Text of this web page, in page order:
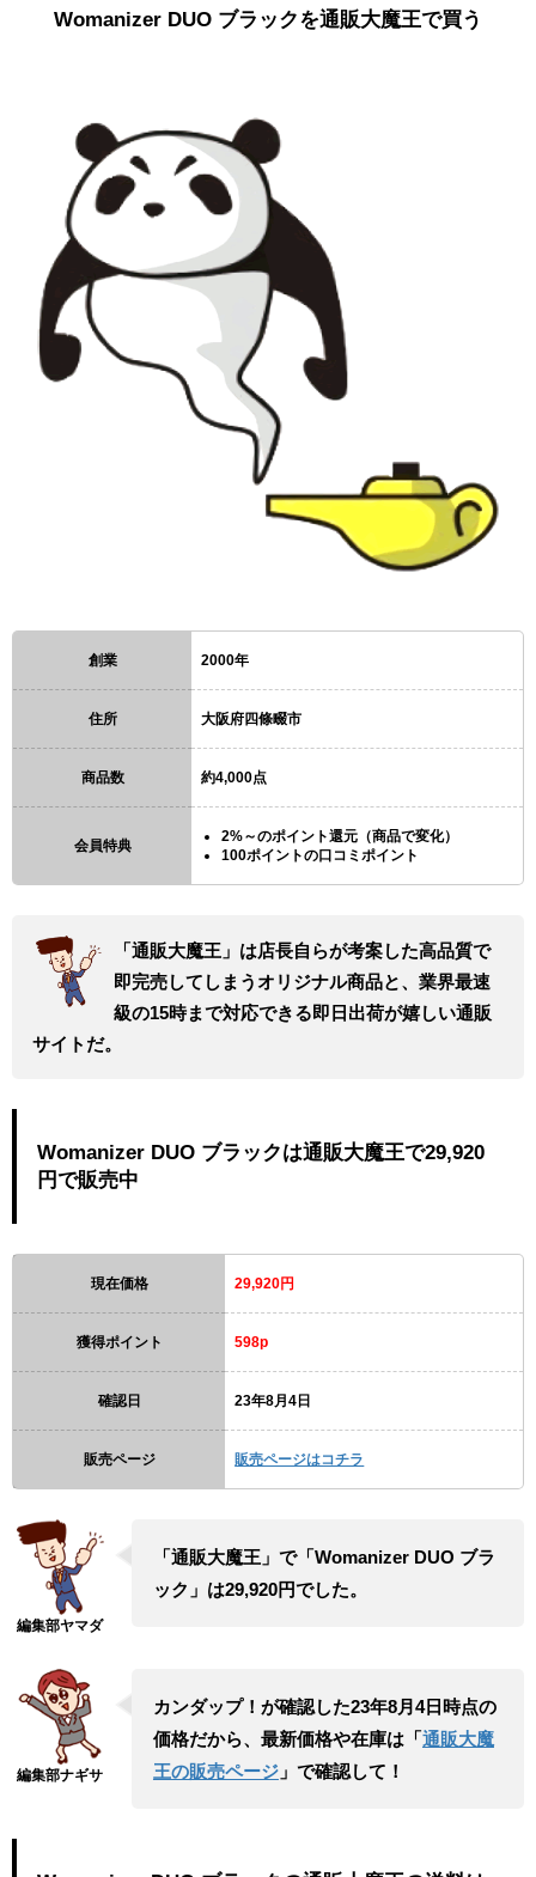
Womanizer DUO ブラックを通販大魔王で買う
創業 2000年
住所 大阪府四條畷市
商品数 約4,000点
会員特典
2%～のポイント還元（商品で変化）
100ポイントの口コミポイント
「通販大魔王」は店長自らが考案した高品質で
即完売してしまうオリジナル商品と、業界最速
級の15時まで対応できる即日出荷が嬉しい通販
サイトだ。
Womanizer DUO ブラックは通販大魔王で29,920
円で販売中
現在価格 29,920円
獲得ポイント 598p
確認日 23年8月4日
販売ページ 販売ページはコチラ
「通販大魔王」で「Womanizer DUO ブラ
ック」は29,920円でした。
カンダップ！が確認した23年8月4日時点の
価格だから、最新価格や在庫は「通販大魔
王の販売ページ」で確認して！